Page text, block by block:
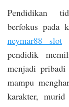
Pendidikan
berfokus pada
neymar88 slot
pendidik
menjadi
mampu
karakter,